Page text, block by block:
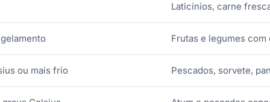
Laticínios, carne
Frutas e legumes
ou mais frio Pescados, sorvete,